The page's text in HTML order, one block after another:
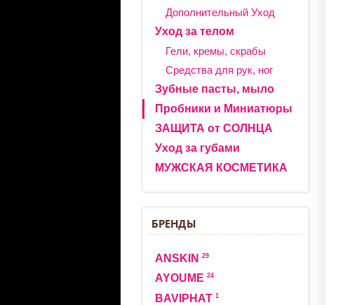
Дополнительный Уход
Уход за телом
Гели, кремы, скрабы
Средства для рук, ног
Зубные пасты, мыло
Пробники и Миниатюры
ЗАЩИТА от СОЛНЦА
Уход за губами
МУЖСКАЯ КОСМЕТИКА
БРЕНДЫ
ANSKIN 29
AYOUME 24
BAVIPHAT 1